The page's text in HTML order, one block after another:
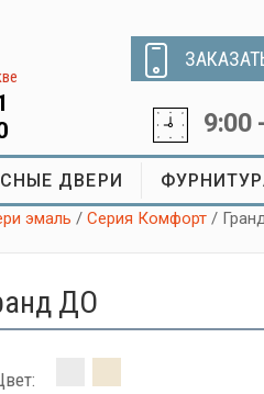
9:00
ДВЕРИ
эмаль /Серия Комфорт /
ДО